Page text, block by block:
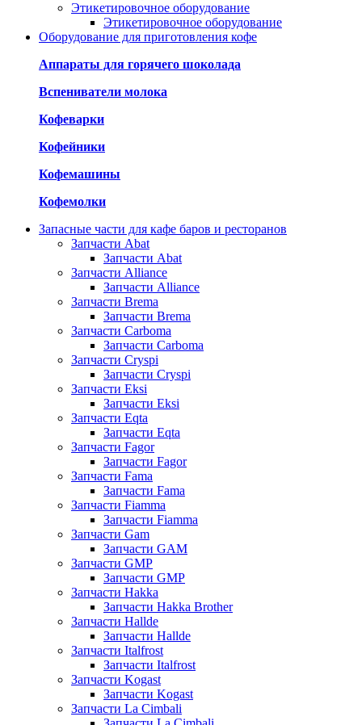
Этикетировочное оборудование
Этикетировочное оборудование
Оборудование для приготовления кофе
Аппараты для горячего шоколада
Вспениватели молока
Кофеварки
Кофейники
Кофемашины
Кофемолки
Запасные части для кафе баров и ресторанов
Запчасти Abat
Запчасти Abat
Запчасти Alliance
Запчасти Alliance
Запчасти Brema
Запчасти Brema
Запчасти Carboma
Запчасти Carboma
Запчасти Cryspi
Запчасти Cryspi
Запчасти Eksi
Запчасти Eksi
Запчасти Eqta
Запчасти Eqta
Запчасти Fagor
Запчасти Fagor
Запчасти Fama
Запчасти Fama
Запчасти Fiamma
Запчасти Fiamma
Запчасти Gam
Запчасти GAM
Запчасти GMP
Запчасти GMP
Запчасти Hakka
Запчасти Hakka Brother
Запчасти Hallde
Запчасти Hallde
Запчасти Italfrost
Запчасти Italfrost
Запчасти Kogast
Запчасти Kogast
Запчасти La Cimbali